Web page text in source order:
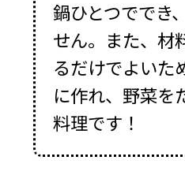
鍋ひとつででき
せん。また、材
るだけでよいた
に作れ、野菜を
料理です！